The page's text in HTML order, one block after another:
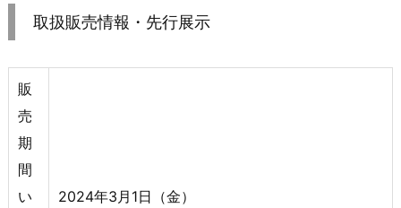
取扱販売情報・先行展示
販
売
期
間
い
2024年3月1日（金）